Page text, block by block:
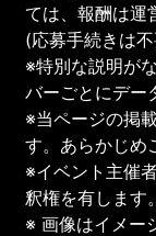
ては、報酬は運
(応募手続きは不
※特別な説明が
バーごとにデー
※当ページの掲
す。あらかじめ
※イベント主催
釈権を有します。
※ 画像はイメー